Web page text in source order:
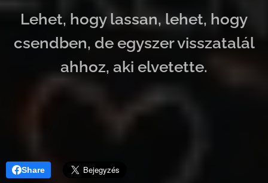
Lehet, hogy lassan, lehet, hogy
csendben, de egyszer visszatalál
ahhoz, aki elvetette.
Share